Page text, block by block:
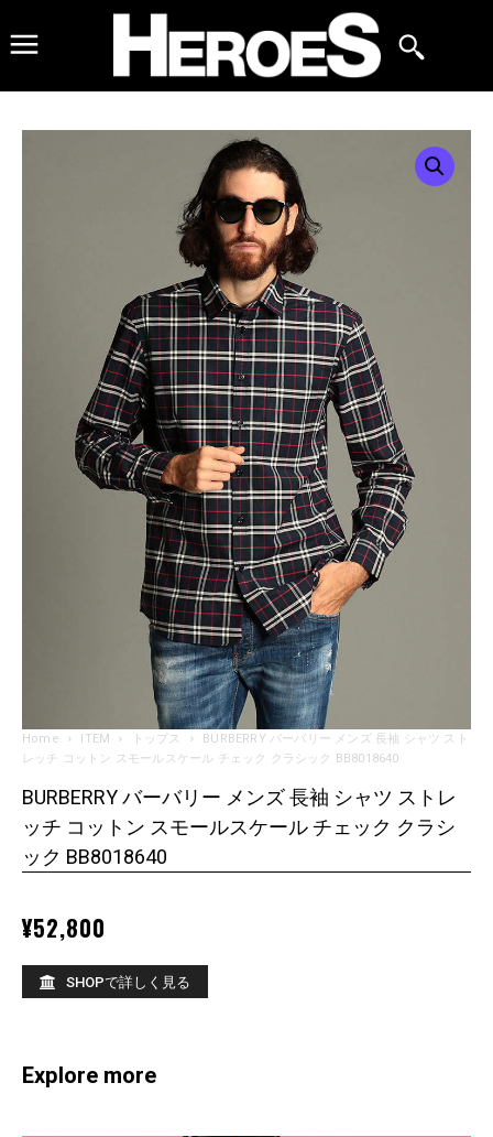
Home ITEM トップス
BURBERRY バーバリー メンズ 長袖 シャツ スト
レッチ コットン スモールスケール チェック クラシック BB8018640
BURBERRY バーバリー メンズ 長袖 シャツ ストレ
ッチ コットン スモールスケール チェック クラシ
ック BB8018640
¥52,800
SHOPで詳しく見る
Explore more